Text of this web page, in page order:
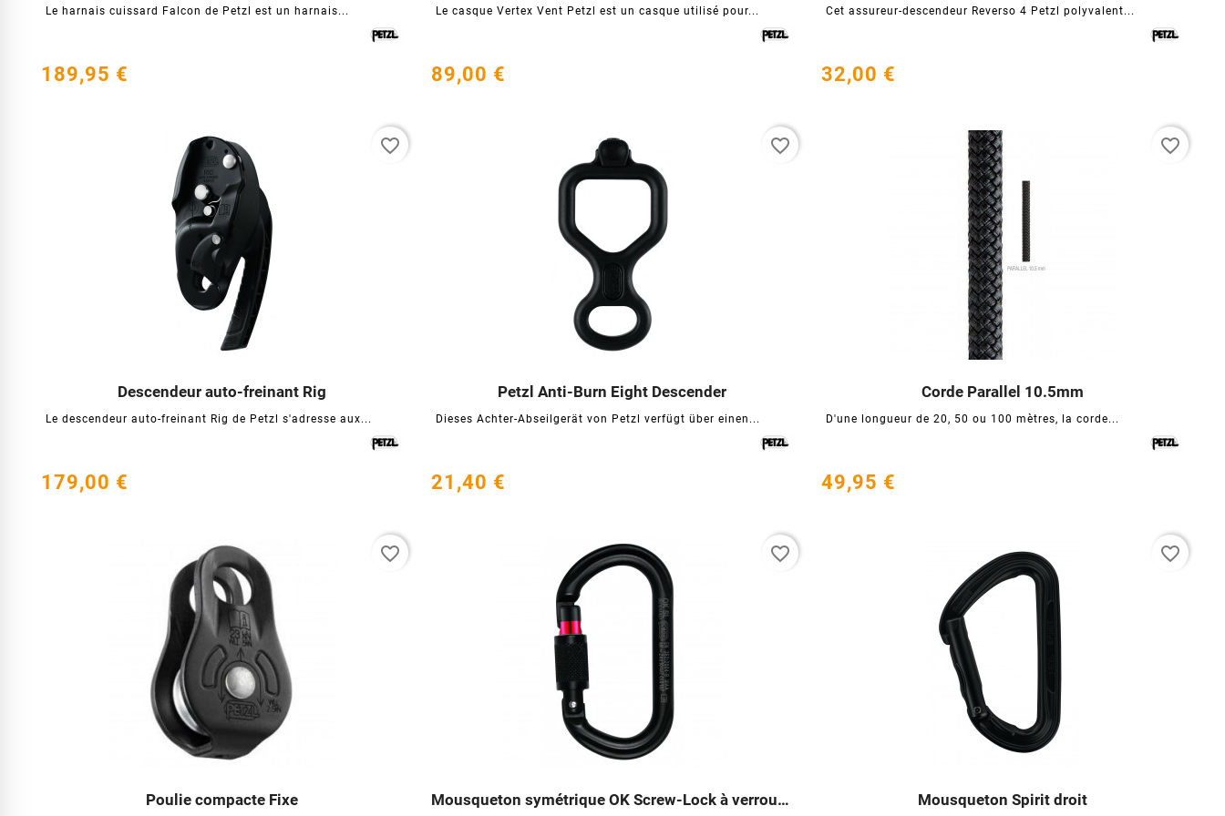
Le harnais cuissard Falcon de Petzl est un harnais...
189,95 €
Le casque Vertex Vent Petzl est un casque utilisé pour...
89,00 €
Cet assureur-descendeur Reverso 4 Petzl polyvalent...
32,00 €
Descendeur auto-freinant Rig
Le descendeur auto-freinant Rig de Petzl s'adresse aux...
   
179,00 €
favorite_border
Petzl Anti-Burn Eight Descender
Dieses Achter-Abseilgerät von Petzl verfügt über einen...
   
21,40 €
favorite_border
Corde Parallel 10.5mm
D'une longueur de 20, 50 ou 100 mètres, la corde...
   
49,95 €
favorite_border
Poulie compacte Fixe
   
favorite_border
Mousqueton symétrique OK Screw-Lock à verrouillage
   
favorite_border
Mousqueton Spirit droit
   
favorite_border